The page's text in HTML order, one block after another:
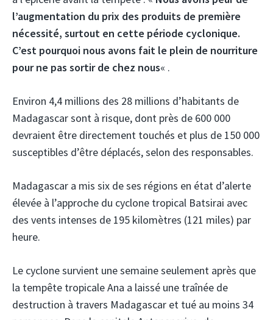
l’augmentation du prix des produits de première
nécessité, surtout en cette période cyclonique.
C’est pourquoi nous avons fait le plein de nourriture
pour ne pas sortir de chez nous« .
Environ 4,4 millions des 28 millions d’habitants de
Madagascar sont à risque, dont près de 600 000
devraient être directement touchés et plus de 150 000
susceptibles d’être déplacés, selon des responsables.
Madagascar a mis six de ses régions en état d’alerte
élevée à l’approche du cyclone tropical Batsirai avec
des vents intenses de 195 kilomètres (121 miles) par
heure.
Le cyclone survient une semaine seulement après que
la tempête tropicale Ana a laissé une traînée de
destruction à travers Madagascar et tué au moins 34